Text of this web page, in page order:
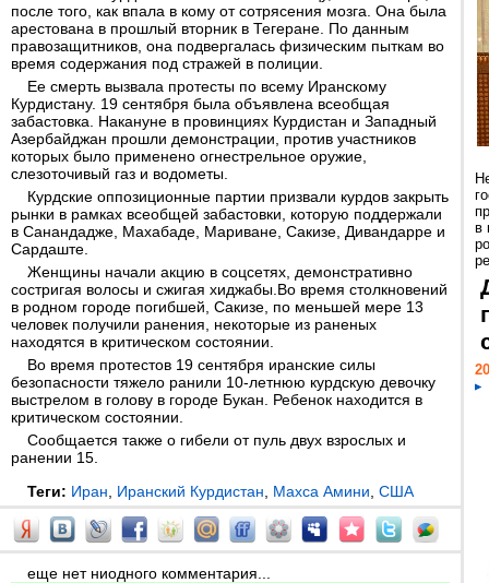
после того, как впала в кому от сотрясения мозга. Она была
арестована в прошлый вторник в Тегеране. По данным
правозащитников, она подвергалась физическим пыткам во
время содержания под стражей в полиции.
Ее смерть вызвала протесты по всему Иранскому
Курдистану. 19 сентября была объявлена всеобщая
забастовка. Накануне в провинциях Курдистан и Западный
Азербайджан прошли демонстрации, против участников
которых было применено огнестрельное оружие,
слезоточивый газ и водометы.
Курдские оппозиционные партии призвали курдов закрыть
рынки в рамках всеобщей забастовки, которую поддержали
в Санандадже, Махабаде, Мариване, Сакизе, Дивандарре и
Сардаште.
Женщины начали акцию в соцсетях, демонстративно
состригая волосы и сжигая хиджабы.Во время столкновений
в родном городе погибшей, Сакизе, по меньшей мере 13
человек получили ранения, некоторые из раненых
находятся в критическом состоянии.
Во время протестов 19 сентября иранские силы
безопасности тяжело ранили 10-летнюю курдскую девочку
выстрелом в голову в городе Букан. Ребенок находится в
критическом состоянии.
Сообщается также о гибели от пуль двух взрослых и
ранении 15.
Теги: Иран Иранский Курдистан Махса Амини США
еще нет ниодного комментария...
в